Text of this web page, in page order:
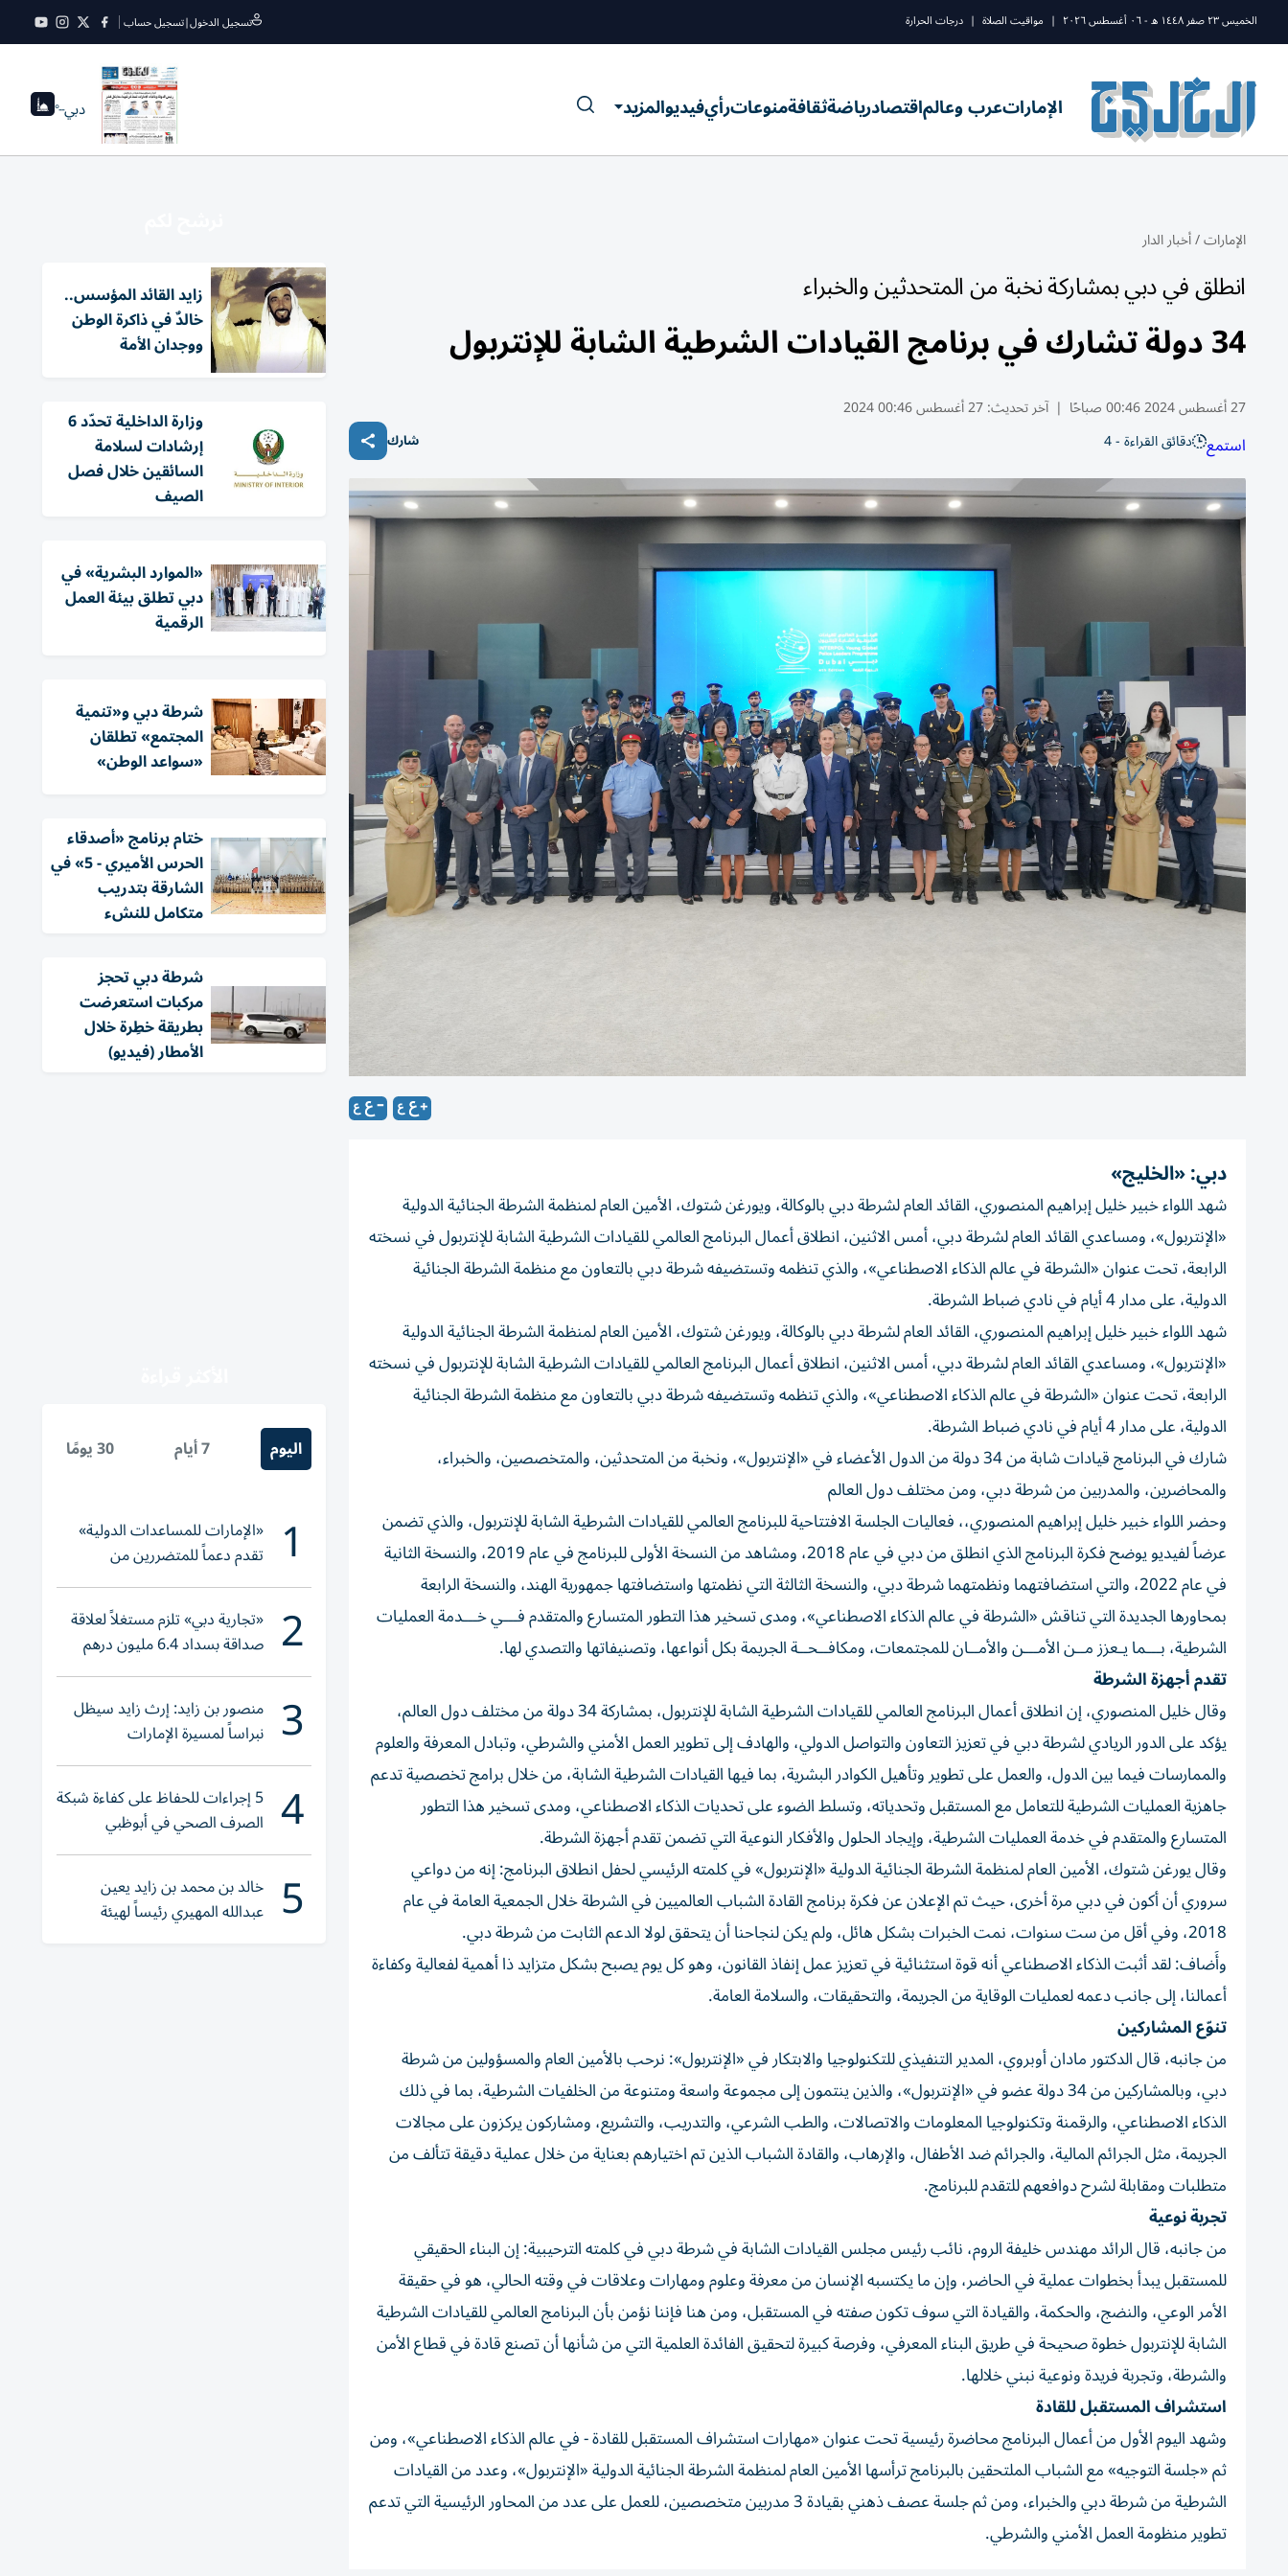
الخميس ٢٣ صفر ١٤٤٨ ه - ٠٦ أغسطس ٢٠٢٦ | مواقيت الصلاة | درجات الحرارة تسجيل الدخول|تسجيل حساب
الإماراتعرب وعالماقتصادرياضةثقافةمنوعاترأيفيديوالمزيد دبي--°
الإمارات/أخبار الدار
انطلق في دبي بمشاركة نخبة من المتحدثين والخبراء
34 دولة تشارك في برنامج القيادات الشرطية الشابة للإنتربول
27 أغسطس 2024 00:46 صباحًا | آخر تحديث:27 أغسطس 00:46 2024
استمع دقائق القراءة - 4 شارك
دبي: «الخليج»
شهد اللواء خبير خليل إبراهيم المنصوري، القائد العام لشرطة دبي بالوكالة، ويورغن شتوك، الأمين العام لمنظمة الشرطة الجنائية الدولية
«الإنتربول»، ومساعدي القائد العام لشرطة دبي، أمس الاثنين، انطلاق أعمال البرنامج العالمي للقيادات الشرطية الشابة للإنتربول في نسخته
الرابعة، تحت عنوان «الشرطة في عالم الذكاء الاصطناعي»، والذي تنظمه وتستضيفه شرطة دبي بالتعاون مع منظمة الشرطة الجنائية
الدولية، على مدار 4 أيام في نادي ضباط الشرطة.
شهد اللواء خبير خليل إبراهيم المنصوري، القائد العام لشرطة دبي بالوكالة، ويورغن شتوك، الأمين العام لمنظمة الشرطة الجنائية الدولية
«الإنتربول»، ومساعدي القائد العام لشرطة دبي، أمس الاثنين، انطلاق أعمال البرنامج العالمي للقيادات الشرطية الشابة للإنتربول في نسخته
الرابعة، تحت عنوان «الشرطة في عالم الذكاء الاصطناعي»، والذي تنظمه وتستضيفه شرطة دبي بالتعاون مع منظمة الشرطة الجنائية
الدولية، على مدار 4 أيام في نادي ضباط الشرطة.
شارك في البرنامج قيادات شابة من 34 دولة من الدول الأعضاء في «الإنتربول»، ونخبة من المتحدثين، والمتخصصين، والخبراء،
والمحاضرين، والمدربين من شرطة دبي، ومن مختلف دول العالم
وحضر اللواء خبير خليل إبراهيم المنصوري،، فعاليات الجلسة الافتتاحية للبرنامج العالمي للقيادات الشرطية الشابة للإنتربول، والذي تضمن
عرضاً لفيديو يوضح فكرة البرنامج الذي انطلق من دبي في عام 2018، ومشاهد من النسخة الأولى للبرنامج في عام 2019، والنسخة الثانية
في عام 2022، والتي استضافتهما ونظمتهما شرطة دبي، والنسخة الثالثة التي نظمتها واستضافتها جمهورية الهند، والنسخة الرابعة
بمحاورها الجديدة التي تناقش «الشرطة في عالم الذكاء الاصطناعي»، ومدى تسخير هذا التطور المتسارع والمتقدم فـــي خـــدمة العمليات
الشرطية، بـــما يـعزز مــن الأمـــن والأمــان للمجتمعات، ومكافــحــة الجريمة بكل أنواعها، وتصنيفاتها والتصدي لها.
تقدم أجهزة الشرطة
وقال خليل المنصوري، إن انطلاق أعمال البرنامج العالمي للقيادات الشرطية الشابة للإنتربول، بمشاركة 34 دولة من مختلف دول العالم،
يؤكد على الدور الريادي لشرطة دبي في تعزيز التعاون والتواصل الدولي، والهادف إلى تطوير العمل الأمني والشرطي، وتبادل المعرفة والعلوم
والممارسات فيما بين الدول، والعمل على تطوير وتأهيل الكوادر البشرية، بما فيها القيادات الشرطية الشابة، من خلال برامج تخصصية تدعم
جاهزية العمليات الشرطية للتعامل مع المستقبل وتحدياته، وتسلط الضوء على تحديات الذكاء الاصطناعي، ومدى تسخير هذا التطور
المتسارع والمتقدم في خدمة العمليات الشرطية، وإيجاد الحلول والأفكار النوعية التي تضمن تقدم أجهزة الشرطة.
وقال يورغن شتوك، الأمين العام لمنظمة الشرطة الجنائية الدولية «الإنتربول» في كلمته الرئيسي لحفل انطلاق البرنامج: إنه من دواعي
سروري أن أكون في دبي مرة أخرى، حيث تم الإعلان عن فكرة برنامج القادة الشباب العالميين في الشرطة خلال الجمعية العامة في عام
2018، وفي أقل من ست سنوات، نمت الخبرات بشكل هائل، ولم يكن لنجاحنا أن يتحقق لولا الدعم الثابت من شرطة دبي.
وأَضاف: لقد أثبت الذكاء الاصطناعي أنه قوة استثنائية في تعزيز عمل إنفاذ القانون، وهو كل يوم يصبح بشكل متزايد ذا أهمية لفعالية وكفاءة
أعمالنا، إلى جانب دعمه لعمليات الوقاية من الجريمة، والتحقيقات، والسلامة العامة.
تنوّع المشاركين
من جانبه، قال الدكتور مادان أوبروي، المدير التنفيذي للتكنولوجيا والابتكار في «الإنتربول»: نرحب بالأمين العام والمسؤولين من شرطة
دبي، وبالمشاركين من 34 دولة عضو في «الإنتربول»، والذين ينتمون إلى مجموعة واسعة ومتنوعة من الخلفيات الشرطية، بما في ذلك
الذكاء الاصطناعي، والرقمنة وتكنولوجيا المعلومات والاتصالات، والطب الشرعي، والتدريب، والتشريع، ومشاركون يركزون على مجالات
الجريمة، مثل الجرائم المالية، والجرائم ضد الأطفال، والإرهاب، والقادة الشباب الذين تم اختيارهم بعناية من خلال عملية دقيقة تتألف من
متطلبات ومقابلة لشرح دوافعهم للتقدم للبرنامج.
تجربة نوعية
من جانبه، قال الرائد مهندس خليفة الروم، نائب رئيس مجلس القيادات الشابة في شرطة دبي في كلمته الترحيبية: إن البناء الحقيقي
للمستقبل يبدأ بخطوات عملية في الحاضر، وإن ما يكتسبه الإنسان من معرفة وعلوم ومهارات وعلاقات في وقته الحالي، هو في حقيقة
الأمر الوعي، والنضج، والحكمة، والقيادة التي سوف تكون صفته في المستقبل، ومن هنا فإننا نؤمن بأن البرنامج العالمي للقيادات الشرطية
الشابة للإنتربول خطوة صحيحة في طريق البناء المعرفي، وفرصة كبيرة لتحقيق الفائدة العلمية التي من شأنها أن تصنع قادة في قطاع الأمن
والشرطة، وتجربة فريدة ونوعية نبني خلالها.
استشراف المستقبل للقادة
وشهد اليوم الأول من أعمال البرنامج محاضرة رئيسية تحت عنوان «مهارات استشراف المستقبل للقادة - في عالم الذكاء الاصطناعي»، ومن
ثم «جلسة التوجيه» مع الشباب الملتحقين بالبرنامج ترأسها الأمين العام لمنظمة الشرطة الجنائية الدولية «الإنتربول»، وعدد من القيادات
الشرطية من شرطة دبي والخبراء، ومن ثم جلسة عصف ذهني بقيادة 3 مدربين متخصصين، للعمل على عدد من المحاور الرئيسية التي تدعم
تطوير منظومة العمل الأمني والشرطي.
زايد القائد المؤسس..
خالدٌ في ذاكرة الوطن
ووجدان الأمة
وزارة الداخلية تحدّد 6
إرشادات لسلامة
السائقين خلال فصل
الصيف
«الموارد البشرية» في
دبي تطلق بيئة العمل
الرقمية
شرطة دبي و«تنمية
المجتمع» تطلقان
«سواعد الوطن»
ختام برنامج «أصدقاء
الحرس الأميري - 5» في
الشارقة بتدريب
متكامل للنشء
شرطة دبي تحجز
مركبات استعرضت
بطريقة خطِرة خلال
الأمطار (فيديو)
اليوم 7 أيام 30 يومًا
1 «الإمارات للمساعدات الدولية»
تقدم دعماً للمتضررين من
الفيضانات في بنغلاديش
2 «تجارية دبي» تلزم مستغلاً لعلاقة
صداقة بسداد 6.4 مليون درهم
3 منصور بن زايد: إرث زايد سيظل
نبراساً لمسيرة الإمارات
4 5 إجراءات للحفاظ على كفاءة شبكة
الصرف الصحي في أبوظبي
5 خالد بن محمد بن زايد يعين
عبدالله المهيري رئيساً لهيئة